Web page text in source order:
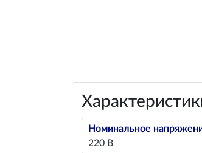
Номинальное
220 В